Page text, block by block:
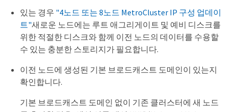
있는 경우 "4노드 또는 8노드 MetroCluster IP 구성 업데이
트"새로운 노드에는 루트 애그리게이트 및 예비 디스크를
위한 적절한 디스크와 함께 이전 노드의 데이터를 수용할
수 있는 충분한 스토리지가 필요합니다.
이전 노드에 생성된 기본 브로드캐스트 도메인이 있는지
확인합니다.
기본 브로드캐스트 도메인 없이 기존 클러스터에 새 노드